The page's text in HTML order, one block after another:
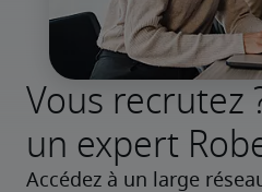
Vous recrutez
un expert
Accédez à un large